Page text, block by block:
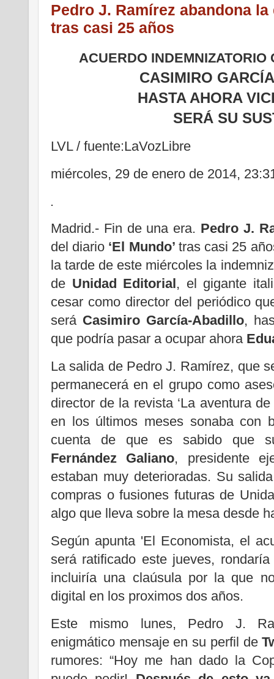
Pedro J. Ramírez abandona
tras casi 25 años
ACUERDO INDEMNIZATORIO
CASIMIRO
HASTA AHORA
SERÁ SU
LVL / fuente:LaVozLibre
miércoles, 29 de enero de 2014,
Madrid.- Fin de una era. Pedro J.
del diario ‘El Mundo’ tras casi 25
la tarde de este miércoles la
de Unidad Editorial , el gigante
cesar como director del periódico
será Casimiro García-Abadillo,
que podría pasar a ocupar ahora
La salida de Pedro J. Ramírez, que
permanecerá en el grupo como
director de la revista ‘La aventura
en los últimos meses sonaba con
cuenta de que es sabido que
Fernández Galiano, presidente
estaban muy deterioradas. Su
compras o fusiones futuras de
algo que lleva sobre la mesa desde
Según apunta 'El Economista, el
será ratificado este jueves,
incluiría una claúsula por la que
digital en los proximos dos años.
Este mismo lunes, Pedro J.
enigmático mensaje en su perfil de
rumores: “Hoy me han dado la